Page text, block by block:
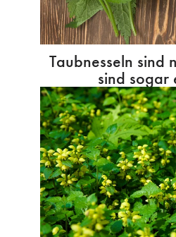
Taubnesseln sind
sind sogar